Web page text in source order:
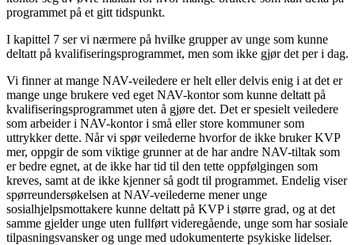
programmet på et gitt tidspunkt.
I kapittel 7 ser vi nærmere på hvilke grupper av unge som kunne
deltatt på kvalifiseringsprogrammet, men som ikke gjør det per i dag.
Vi finner at mange NAV-veiledere er helt eller delvis enig i at det er
mange unge brukere ved eget NAV-kontor som kunne deltatt på
kvalifiseringsprogrammet uten å gjøre det. Det er spesielt veiledere
som arbeider i NAV-kontor i små eller store kommuner som
uttrykker dette. Når vi spør veilederne hvorfor de ikke bruker KVP
mer, oppgir de som viktige grunner at de har andre NAV-tiltak som
er bedre egnet, at de ikke har tid til den tette oppfølgingen som
kreves, samt at de ikke kjenner så godt til programmet. Endelig viser
spørreundersøkelsen at NAV-veilederne mener unge
sosialhjelpsmottakere kunne deltatt på KVP i større grad, og at det
samme gjelder unge uten fullført videregående, unge som har sosiale
tilpasningsvansker og unge med udokumenterte psykiske lidelser.